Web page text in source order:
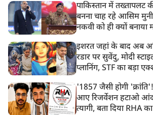
पाकिस्तान में तख्तापलट
बनना चाह रहे आसिम
नकवी को ही क्यों बनाया
इशरत जहां के बाद अब
रडार पर सुवेंदु, मोदी
प्लानिंग, STF का बड़ा
'1857 जैसी होगी
आए रिजर्वेशन हटाओ
त्यागी, बता दिया RHA